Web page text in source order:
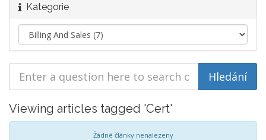
Kategorie
Viewing articles tagged 'Cert'
Žádné články nenalezeny